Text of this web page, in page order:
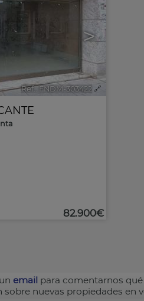
>
Ref.. FNDM-303422 🔗
82.900€
emailpara comentarnos
nuevas propiedades en